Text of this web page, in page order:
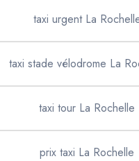
taxi urgent La
taxi stade vélodrome La
taxi tour La Rochelle
prix taxi La Rochelle